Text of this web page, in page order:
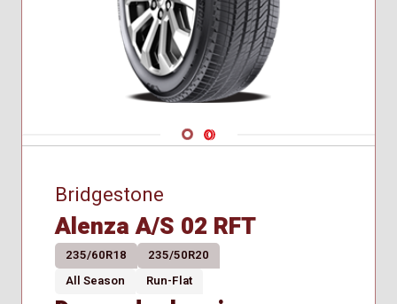
Navigate 1
Navigate 2
Bridgestone
Alenza A/S 02 RFT
235/60R18
235/50R20
All Season
Run-Flat